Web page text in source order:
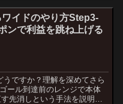
ワイドのやり方Step3-
ンで利益を跳ね上げる
ですか？理解を深めてさら
ール到達前のレンジで本体
先消しという手法を説明し